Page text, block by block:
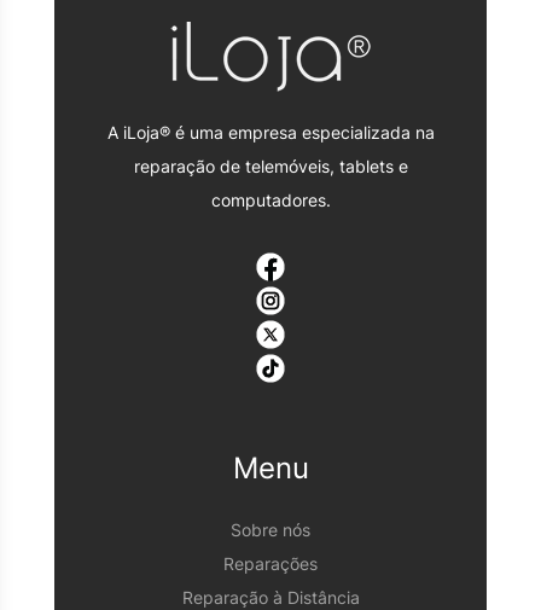
A iLoja® é uma empresa especializada na
reparação de telemóveis, tablets e
computadores.
Menu
Sobre nós
Reparações
Reparação à Distância